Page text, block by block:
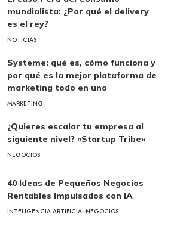
mundialista: ¿Por qué el delivery
es el rey?
NOTICIAS
Systeme: qué es, cómo funciona y
por qué es la mejor plataforma de
marketing todo en uno
MARKETING
¿Quieres escalar tu empresa al
siguiente nivel? «Startup Tribe»
NEGOCIOS
40 Ideas de Pequeños Negocios
Rentables Impulsados con IA
INTELIGENCIA ARTIFICIALNEGOCIOS